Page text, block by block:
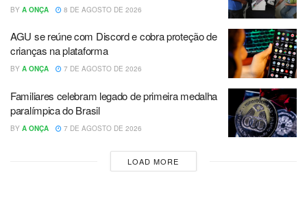
BY A ONÇA 8 DE AGOSTO DE 2026
AGU se reúne com Discord e cobra proteção de
crianças na plataforma
BY A ONÇA 7 DE AGOSTO DE 2026
Familiares celebram legado de primeira medalha
paralímpica do Brasil
BY A ONÇA 7 DE AGOSTO DE 2026
LOAD MORE